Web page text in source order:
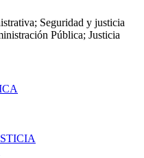
Seguridad y justicia
Pública; Justicia